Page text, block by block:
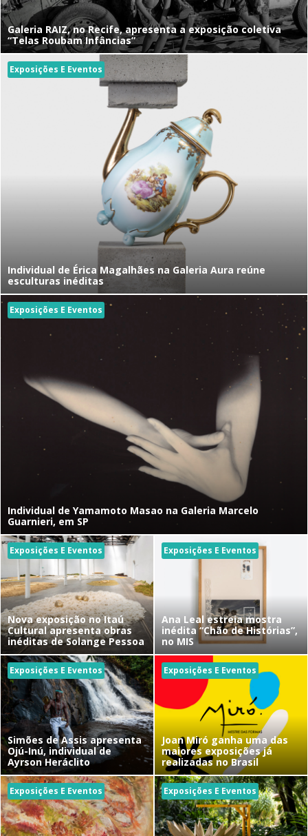
Galeria RAIZ, no Recife, apresenta a exposição coletiva
“Telas Roubam Infâncias”
Exposições E Eventos
Individual de Érica Magalhães na Galeria Aura reúne
esculturas inéditas
Exposições E Eventos
Individual de Yamamoto Masao na Galeria Marcelo
Guarnieri, em SP
Exposições E Eventos
Nova exposição no Itaú
Cultural apresenta obras
inéditas de Solange Pessoa
Exposições E Eventos
Ana Leal estreia mostra
inédita “Chão de Histórias”,
no MIS
Exposições E Eventos
Simões de Assis apresenta
Ojú-Inú, individual de
Ayrson Heráclito
Exposições E Eventos
Joan Miró ganha uma das
maiores exposições já
realizadas no Brasil
Exposições E Eventos Exposições E Eventos